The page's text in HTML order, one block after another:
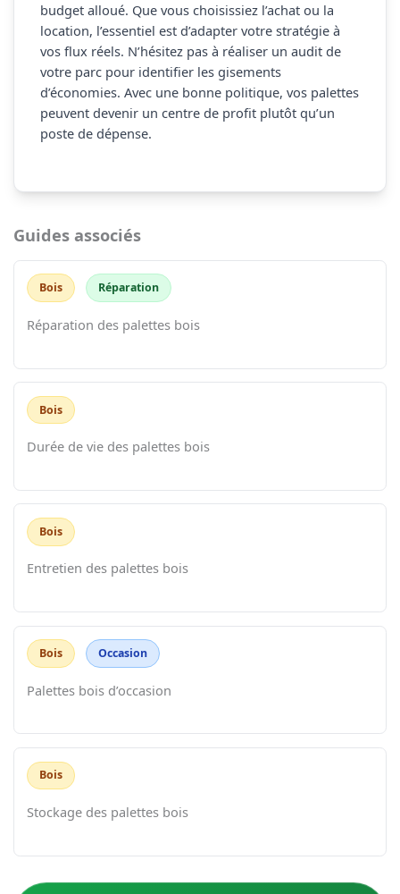
budget alloué. Que vous choisissiez l’achat ou la
location, l’essentiel est d’adapter votre stratégie à
vos flux réels. N’hésitez pas à réaliser un audit de
votre parc pour identifier les gisements
d’économies. Avec une bonne politique, vos palettes
peuvent devenir un centre de profit plutôt qu’un
poste de dépense.
Guides associés
Bois Réparation
Réparation des palettes bois
Bois
Durée de vie des palettes bois
Bois
Entretien des palettes bois
Bois Occasion
Palettes bois d’occasion
Bois
Stockage des palettes bois